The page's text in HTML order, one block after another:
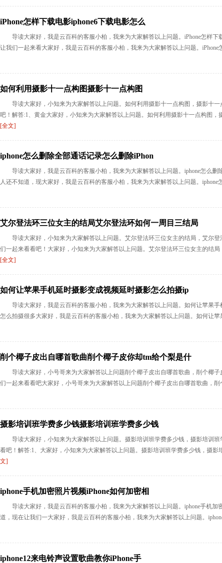
iPhone怎样下载电影iphone6下载电影怎么
导读大家好，我是云百科的客服小柏，我来为大家解答以上问题。iPhone怎样
让我们一起来看大家好，我是云百科的客服小柏，我来为大家解答以上问题。iPhone
如何利用摄影十一点构图摄影十一点构图
导读大家好，小知来为大家解答以上问题。如何利用摄影十一点构图，摄影十
吧！解答:1、黄金大家好，小知来为大家解答以上问题。如何利用摄影十一点构图
[全文]
iphone怎么删除全部通话记录怎么删除iPhon
导读大家好，我是云百科的客服小柏，我来为大家解答以上问题。iphone怎么
人还不知道，现大家好，我是云百科的客服小柏，我来为大家解答以上问题。iphone
艾尔登法环三位女主的结局艾尔登法环如何一周目三结局
导读大家好，小知来为大家解答以上问题。艾尔登法环三位女主的结局，艾尔
们一起来看看吧！大家好，小知来为大家解答以上问题。艾尔登法环三位女主的结
[全文]
如何让苹果手机延时摄影变成视频延时摄影怎么拍摄ip
导读大家好，我是云百科的客服小柏，我来为大家解答以上问题。如何让苹果
怎么拍摄很多大家好，我是云百科的客服小柏，我来为大家解答以上问题。如何让
削个椰子皮出自哪首歌曲削个椰子皮你却tm给个梨是什
导读大家好，小号哥来为大家解答以上问题削个椰子皮出自哪首歌曲，削个椰
们一起来看看吧大家好，小号哥来为大家解答以上问题削个椰子皮出自哪首歌曲，
摄影培训班学费多少钱摄影培训班学费多少钱
导读大家好，小知来为大家解答以上问题。摄影培训班学费多少钱，摄影培训
看吧！解答:1、大家好，小知来为大家解答以上问题。摄影培训班学费多少钱，摄
文]
iphone手机加密照片视频iPhone如何加密相
导读大家好，我是云百科的客服小柏，我来为大家解答以上问题。iphone手机
道，现在让我们一大家好，我是云百科的客服小柏，我来为大家解答以上问题。
iphone12来电铃声设置歌曲教你iPhone手